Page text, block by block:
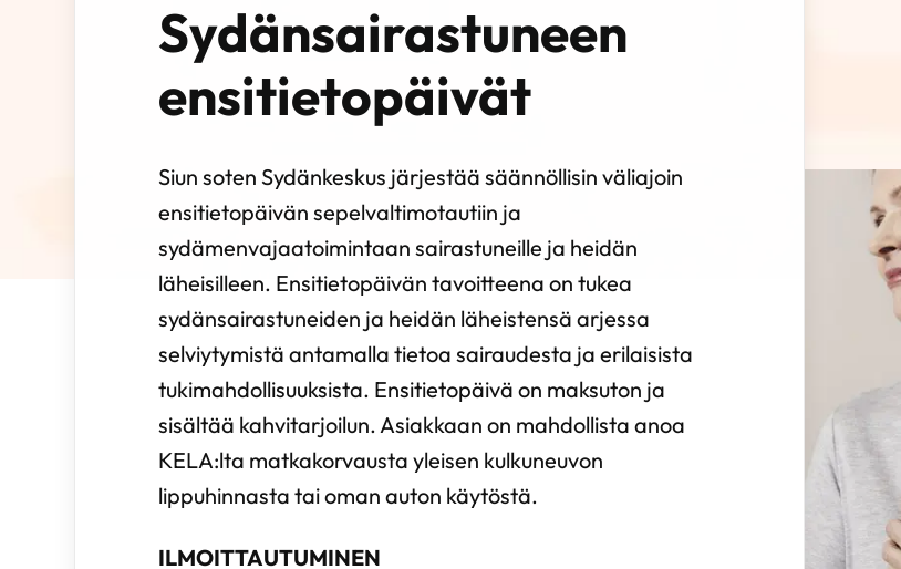
Sydänsairastuneen
ensitietopäivät
Siun soten Sydänkeskus järjestää säännöllisin väliajoin
ensitietopäivän sepelvaltimotautiin ja
sydämenvajaatoimintaan sairastuneille ja heidän
läheisilleen. Ensitietopäivän tavoitteena on tukea
sydänsairastuneiden ja heidän läheistensä arjessa
selviytymistä antamalla tietoa sairaudesta ja erilaisista
tukimahdollisuuksista. Ensitietopäivä on maksuton ja
sisältää kahvitarjoilun. Asiakkaan on mahdollista anoa
KELA:lta matkakorvausta yleisen kulkuneuvon
lippuhinnasta tai oman auton käytöstä.
ILMOITTAUTUMINEN